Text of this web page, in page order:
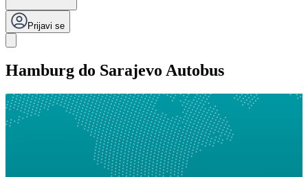
Prijavi se
Hamburg do Sarajevo Autobus